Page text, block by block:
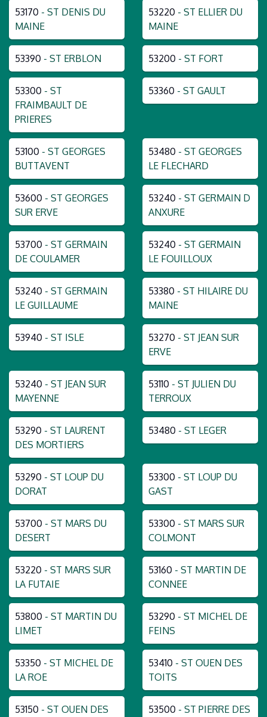
53170 - ST DENIS DU
MAINE
53220 - ST ELLIER DU
MAINE
53390 - ST ERBLON 53200 - ST FORT
53300 - ST
FRAIMBAULT DE
PRIERES
53360 - ST GAULT
53100 - ST GEORGES
BUTTAVENT
53480 - ST GEORGES
LE FLECHARD
53600 - ST GEORGES
SUR ERVE
53240 - ST GERMAIN D
ANXURE
53700 - ST GERMAIN
DE COULAMER
53240 - ST GERMAIN
LE FOUILLOUX
53240 - ST GERMAIN
LE GUILLAUME
53380 - ST HILAIRE DU
MAINE
53940 - ST ISLE 53270 - ST JEAN SUR
ERVE
53240 - ST JEAN SUR
MAYENNE
53110 - ST JULIEN DU
TERROUX
53290 - ST LAURENT
DES MORTIERS
53480 - ST LEGER
53290 - ST LOUP DU
DORAT
53300 - ST LOUP DU
GAST
53700 - ST MARS DU
DESERT
53300 - ST MARS SUR
COLMONT
53220 - ST MARS SUR
LA FUTAIE
53160 - ST MARTIN DE
CONNEE
53800 - ST MARTIN DU
LIMET
53290 - ST MICHEL DE
FEINS
53350 - ST MICHEL DE
LA ROE
53410 - ST OUEN DES
TOITS
53150 - ST OUEN DES
53500 - ST PIERRE DES